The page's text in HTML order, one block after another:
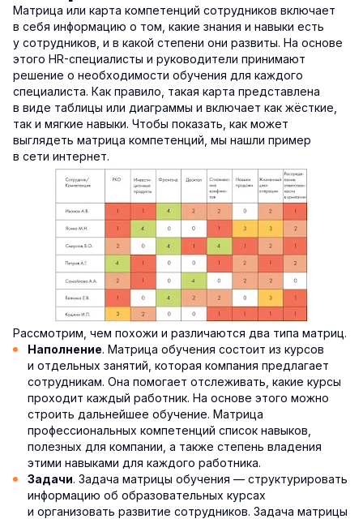
Матрица или карта компетенций сотрудников включает
в себя информацию о том, какие знания и навыки есть
у сотрудников, и в какой степени они развиты. На основе
этого HR-специалисты и руководители принимают
решение о необходимости обучения для каждого
специалиста. Как правило, такая карта представлена
в виде таблицы или диаграммы и включает как жёсткие,
так и мягкие навыки. Чтобы показать, как может
выглядеть матрица компетенций, мы нашли пример
в сети интернет.
Рассмотрим, чем похожи и различаются два типа матриц.
Наполнение. Матрица обучения состоит из курсов
и отдельных занятий, которая компания предлагает
сотрудникам. Она помогает отслеживать, какие курсы
проходит каждый работник. На основе этого можно
строить дальнейшее обучение. Матрица
профессиональных компетенций список навыков,
полезных для компании, а также степень владения
этими навыками для каждого работника.
Задачи. Задача матрицы обучения — структурировать
информацию об образовательных курсах
и организовать развитие сотрудников. Задача матрицы